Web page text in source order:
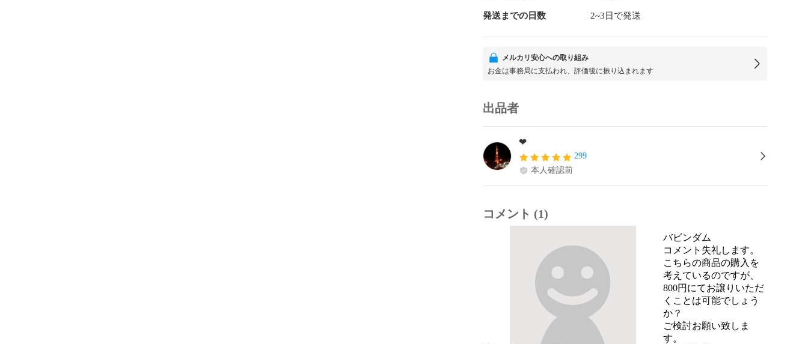
発送までの日数 2~3日で発送
メルカリ安心への取り組み
お金は事務局に支払われ、評価後に振り込まれます
出品者
❤︎
299
本人確認前
コメント (1)
バビンダム
コメント失礼します。
こちらの商品の購入を
考えているのですが、
800円にてお譲りいただ
くことは可能でしょう
か？
ご検討お願い致しま
す。